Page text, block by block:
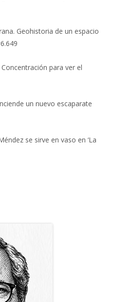
Geohistoria de un espacio
para ver el
un nuevo escaparate
se sirve en vaso en ‘La